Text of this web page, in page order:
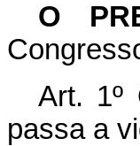
O
Art. 1º
passa a